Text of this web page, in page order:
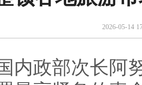
2026-05-14
政部次长阿努